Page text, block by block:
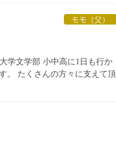
モモ（父）
学文学部 小中高に1日も行か
。 たくさんの方々に支えて頂